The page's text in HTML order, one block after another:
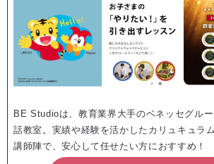
BE Studioは、教育業界大手のベネッセグル
話教室。実績や経験を活かしたカリュキュラ
講師陣で、安心して任せたい方におすすめ！